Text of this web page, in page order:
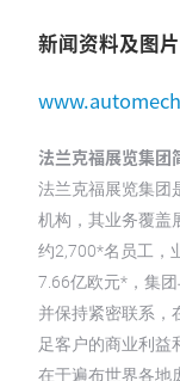
新闻资料及图
法兰克福展览集团
法兰克福展览集团
机构，其业务覆盖
约2,700*名员工，
7.66亿欧元*，集
并保持紧密联系，
足客户的商业利益
在于遍布世界各地